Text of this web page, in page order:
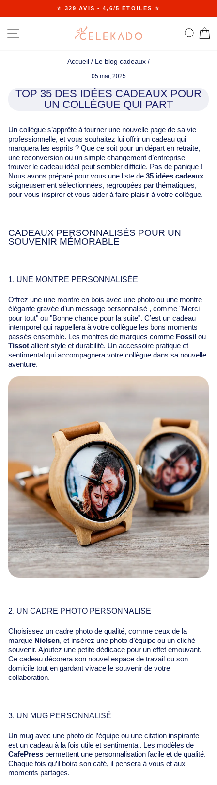
Diaporama
⭐ 329 AVIS • 4,6/5 ÉTOILES ⭐
NAVIGATION
Accueil / Le blog cadeaux /
05 mai, 2025
TOP 35 DES IDÉES CADEAUX POUR
UN COLLÈGUE QUI PART
Un collègue s’apprête à tourner une nouvelle page de sa vie
professionnelle, et vous souhaitez lui offrir un cadeau qui
marquera les esprits ? Que ce soit pour un départ en retraite,
une reconversion ou un simple changement d’entreprise,
trouver le cadeau idéal peut sembler difficile. Pas de panique !
Nous avons préparé pour vous une liste de 35 idées cadeaux
soigneusement sélectionnées, regroupées par thématiques,
pour vous inspirer et vous aider à faire plaisir à votre collègue.
CADEAUX PERSONNALISÉS POUR UN
SOUVENIR MÉMORABLE
1. UNE MONTRE PERSONNALISÉE
Offrez une une montre en bois avec une photo ou une montre
élégante gravée d’un message personnalisé , comme "Merci
pour tout" ou "Bonne chance pour la suite". C’est un cadeau
intemporel qui rappellera à votre collègue les bons moments
passés ensemble. Les montres de marques comme Fossil ou
Tissot allient style et durabilité. Un accessoire pratique et
sentimental qui accompagnera votre collègue dans sa nouvelle
aventure.
2. UN CADRE PHOTO PERSONNALISÉ
Choisissez un cadre photo de qualité, comme ceux de la
marque Nielsen, et insérez une photo d’équipe ou un cliché
souvenir. Ajoutez une petite dédicace pour un effet émouvant.
Ce cadeau décorera son nouvel espace de travail ou son
domicile tout en gardant vivace le souvenir de votre
collaboration.
3. UN MUG PERSONNALISÉ
Un mug avec une photo de l’équipe ou une citation inspirante
est un cadeau à la fois utile et sentimental. Les modèles de
CafePress permettent une personnalisation facile et de qualité.
Chaque fois qu’il boira son café, il pensera à vous et aux
moments partagés.